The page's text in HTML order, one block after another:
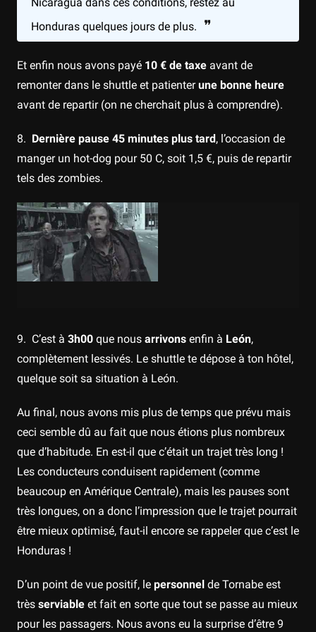
Honduras quelques jours de plus.
Et enfin nous avons payé 10 € de taxe avant de
remonter dans le shuttle et patienterune bonne heure
avant de repartir (on ne cherchait plus à comprendre).
8. Dernière pause 45 minutes plus tard, l’occasion de
manger un hot-dog pour 50 C, soit 1,5 €, puis de repartir
tels des zombies.
9. C’est à 3h00 que nous arrivons enfin à León,
complètement lessivés. Le shuttle te dépose à ton hôtel,
quelque soit sa situation à León.
Au final, nous avons mis plus de temps que prévu mais
ceci semble dû au fait que nous étions plus nombreux
que d’habitude. En est-il que c’était un trajet très long !
Les conducteurs conduisent rapidement (comme
beaucoup en Amérique Centrale), mais les pauses sont
très longues, on a donc l’impression que le trajet pourrait
être mieux optimisé, faut-il encore se rappeler que c’est le
Honduras !
D’un point de vue positif, le personnel de Tornabe est
très serviable et fait en sorte que tout se passe au mieux
pour les passagers. Nous avons eu la surprise d’être 9